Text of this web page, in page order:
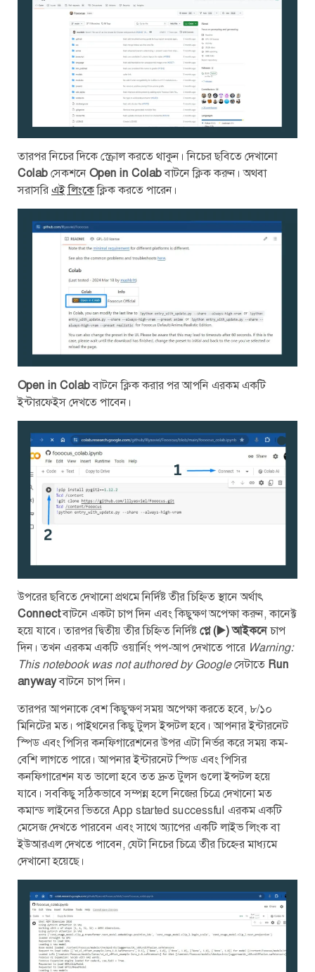
তারপর নিচের দিকে স্ক্রোল করতে থাকুন। নিচের ছবিতে দেখানো
ColabসেকশনেOpen in Colabবাটনে ক্লিক করুন। অথবা
সরাসরি এই লিংকেক্লিক করতে পারেন।
Open in Colabবাটনে ক্লিক করার পর আপনি এরকম একটি
ইন্টারফেইস দেখতে পাবেন।
উপরের ছবিতে দেখানো প্রথমে নির্দিষ্ট তীর চিহ্নিত স্থানে অর্থাৎ
Connectবাটনে একটা চাপ দিন এবং কিছুক্ষণ অপেক্ষা করুন, কানেক্ট
হয়ে যাবে। তারপর দ্বিতীয় তীর চিহ্নিত নির্দিষ্টপ্লে (▶️) আইকনেচাপ
দিন। তখন এরকম একটি ওয়ার্নিং পপ-আপ দেখাতে পারে Warning:
This notebook was not authored by Googleসেটাতে Run
anywayবাটনে চাপ দিন।
তারপর আপনাকে বেশ কিছুক্ষণ সময় অপেক্ষা করতে হবে, ৮/১০
মিনিটের মত। পাইথনের কিছু টুলস ইন্সটল হবে। আপনার ইন্টারনেট
স্পিড এবং পিসির কনফিগারেশনের উপর এটা নির্ভর করে সময় কম-
বেশি লাগতে পারে। আপনার ইন্টারনেট স্পিড এবং পিসির
কনফিগারেশন যত ভালো হবে তত দ্রুত টুলস গুলো ইন্সটল হয়ে
যাবে। সবকিছু সঠিকভাবে সম্পন্ন হলে নিজের চিত্রে দেখানো মত
কমান্ড লাইনের ভিতরে App started successful এরকম একটি
মেসেজ দেখতে পারবেন এবং সাথে অ্যাপের একটি লাইভ লিংক বা
ইউআরএল দেখতে পাবেন, যেটা নিচের চিত্রে তীর চিহ্নের মাধ্যমে
দেখানো হয়েছে।